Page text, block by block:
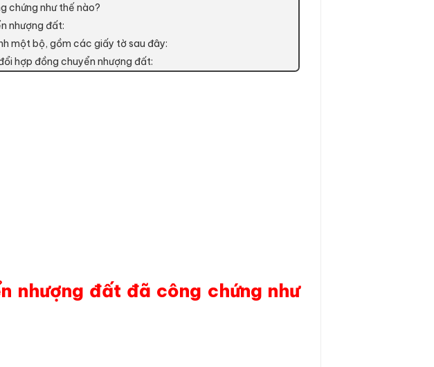
chứng như thế nào?
nhượng đất:
một bộ, gồm các giấy tờ sau đây:
hợp đồng chuyển nhượng đất:
nhượng đất đã công chứng như